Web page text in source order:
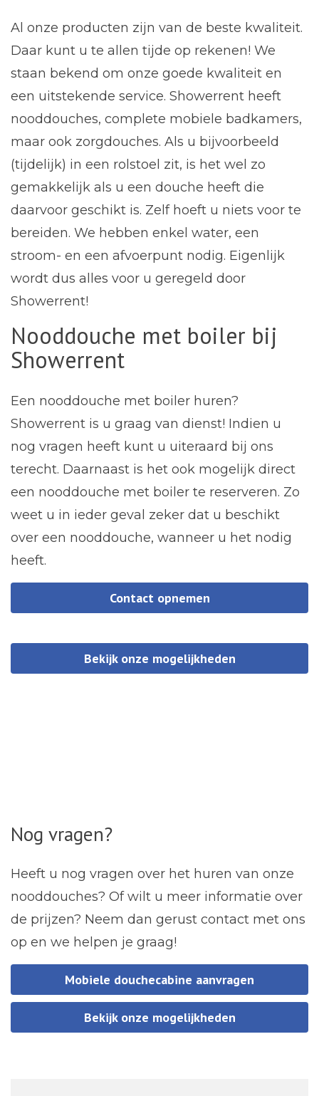
Al onze producten zijn van de beste kwaliteit.
Daar kunt u te allen tijde op rekenen! We
staan bekend om onze goede kwaliteit en
een uitstekende service. Showerrent heeft
nooddouches, complete mobiele badkamers,
maar ook zorgdouches. Als u bijvoorbeeld
(tijdelijk) in een rolstoel zit, is het wel zo
gemakkelijk als u een douche heeft die
daarvoor geschikt is. Zelf hoeft u niets voor te
bereiden. We hebben enkel water, een
stroom- en een afvoerpunt nodig. Eigenlijk
wordt dus alles voor u geregeld door
Showerrent!
Nooddouche met boiler bij
Showerrent
Een nooddouche met boiler huren?
Showerrent is u graag van dienst! Indien u
nog vragen heeft kunt u uiteraard bij ons
terecht. Daarnaast is het ook mogelijk direct
een nooddouche met boiler te reserveren. Zo
weet u in ieder geval zeker dat u beschikt
over een nooddouche, wanneer u het nodig
heeft.
Contact opnemen
Bekijk onze mogelijkheden
Nog vragen?
Heeft u nog vragen over het huren van onze
nooddouches? Of wilt u meer informatie over
de prijzen? Neem dan gerust contact met ons
op en we helpen je graag!
Mobiele douchecabine aanvragen
Bekijk onze mogelijkheden